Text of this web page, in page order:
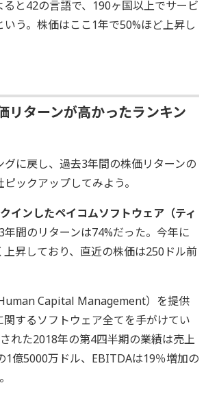
と42の言語で、190ヶ国以上でサービ
う。株価はここ1年で50%ほど上昇し
リターンが高かったランキン
グに戻し、過去3年間の株価リターンの
ックアップしてみよう。
インしたペイコムソフトウェア（ティ
年間のリターンは74%だった。今年に
上昇しており、直近の株価は250ドル前
Capital Management）を提供
するソフトウェア全てを手がけてい
れた2018年の第4四半期の業績は売上
1億5000万ドル、EBITDAは19％増加の